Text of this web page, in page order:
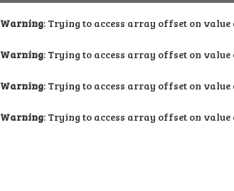
Warning: Trying to access array offset on value
Warning: Trying to access array offset on value
Warning: Trying to access array offset on value
Warning: Trying to access array offset on value